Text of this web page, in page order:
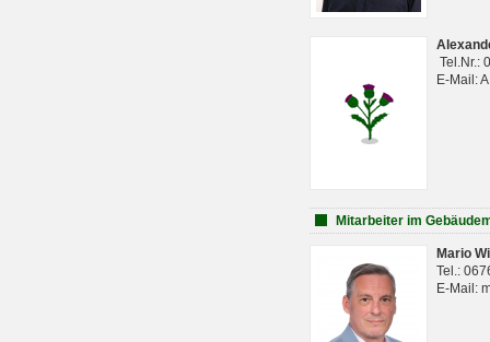
Tel.Nr.:
E-Mail:
Mitarbeiter im
Mario
Tel.:
E-Mail: